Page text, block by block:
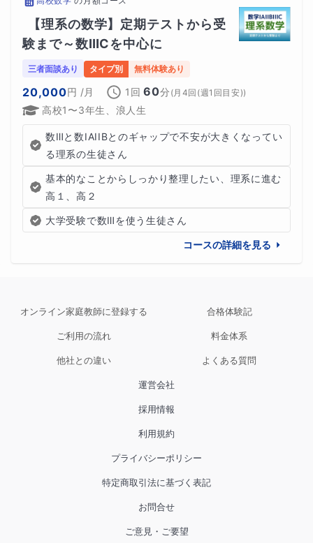
【理系の数学】定期テストから受
験まで～数ⅢCを中心に
三者面談あり タイプ別 無料体験あり
20,000円 /月 1回 60分 (月4回(週1回目安))
高校1〜3年生、浪人生
数Ⅲと数IAIIBとのギャップで不安が大きくなってい
る理系の生徒さん
基本的なことからしっかり整理したい、理系に進む
高１、高２
大学受験で数Ⅲを使う生徒さん
コースの詳細を見る
オンライン家庭教師に登録する 合格体験記
ご利用の流れ 料金体系
他社との違い よくある質問
運営会社
採用情報
利用規約
プライバシーポリシー
特定商取引法に基づく表記
お問合せ
ご意見・ご要望